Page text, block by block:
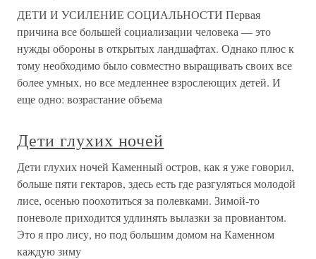
ДЕТИ И УСИЛЕНИЕ СОЦИАЛЬНОСТИ Первая
причина все большей социализации человека — это
нужды обороны в открытых ландшафтах. Однако плюс к
тому необходимо было совместно выращивать своих все
более умных, но все медленнее взрослеющих детей. И
еще одно: возрастание объема
Дети глухих ночей
Дети глухих ночей Каменный остров, как я уже говорил,
больше пяти гектаров, здесь есть где разгуляться молодой
лисе, осенью поохотиться за полевками. Зимой-то
поневоле приходится удлинять вылазки за провиантом.
Это я про лису, но под большим домом на Каменном
каждую зиму